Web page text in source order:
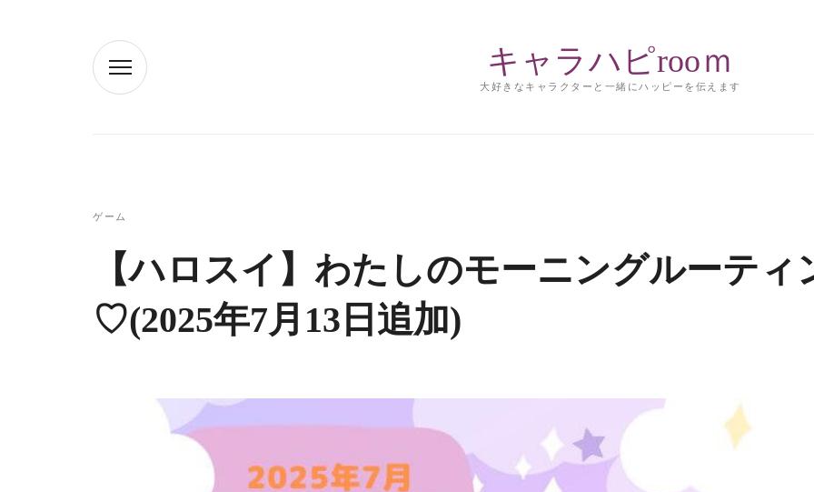
キャラハピrooｍ
大好きなキャラクターと一緒にハッピーを伝えます
ゲーム
【ハロスイ】わたしのモーニングルーティ
♡(2025年7月13日追加)